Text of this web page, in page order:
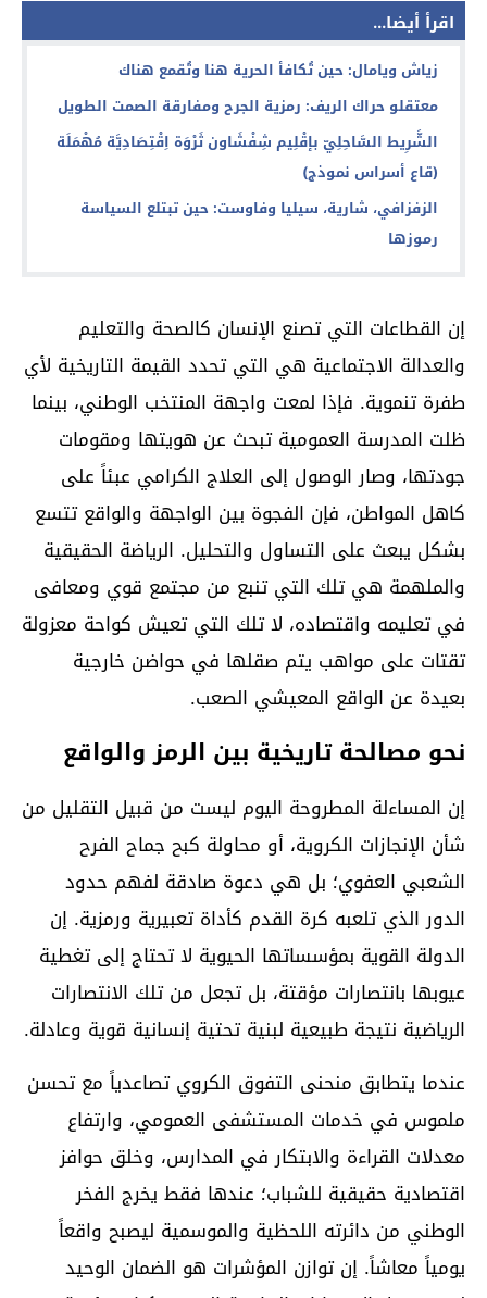
اقرأ أيضا...
زياش ويامال: حين تُكافأ الحرية هنا وتُقمع هناك
معتقلو حراك الريف: رمزية الجرح ومفارقة الصمت الطويل
الشَّرِيط السَّاحِلِيّ بإقْلِيم شِفْشَاون ثَرْوَة اِقْتِصَادِيَّة مُهْمَلَة
(قاع أسراس نموذج)
الزفزافي، شارية، سيليا وفاوست: حين تبتلع السياسة
رموزها
إن القطاعات التي تصنع الإنسان كالصحة والتعليم
والعدالة الاجتماعية هي التي تحدد القيمة التاريخية لأي
طفرة تنموية. فإذا لمعت واجهة المنتخب الوطني، بينما
ظلت المدرسة العمومية تبحث عن هويتها ومقومات
جودتها، وصار الوصول إلى العلاج الكرامي عبئاً على
كاهل المواطن، فإن الفجوة بين الواجهة والواقع تتسع
بشكل يبعث على التساول والتحليل. الرياضة الحقيقية
والملهمة هي تلك التي تنبع من مجتمع قوي ومعافى
في تعليمه واقتصاده، لا تلك التي تعيش كواحة معزولة
تقتات على مواهب يتم صقلها في حواضن خارجية
بعيدة عن الواقع المعيشي الصعب.
نحو مصالحة تاريخية بين الرمز والواقع
إن المساءلة المطروحة اليوم ليست من قبيل التقليل من
شأن الإنجازات الكروية، أو محاولة كبح جماح الفرح
الشعبي العفوي؛ بل هي دعوة صادقة لفهم حدود
الدور الذي تلعبه كرة القدم كأداة تعبيرية ورمزية. إن
الدولة القوية بمؤسساتها الحيوية لا تحتاج إلى تغطية
عيوبها بانتصارات مؤقتة، بل تجعل من تلك الانتصارات
الرياضية نتيجة طبيعية لبنية تحتية إنسانية قوية وعادلة.
عندما يتطابق منحنى التفوق الكروي تصاعدياً مع تحسن
ملموس في خدمات المستشفى العمومي، وارتفاع
معدلات القراءة والابتكار في المدارس، وخلق حوافز
اقتصادية حقيقية للشباب؛ عندها فقط يخرج الفخر
الوطني من دائرته اللحظية والموسمية ليصبح واقعاً
يومياً معاشاً. إن توازن المؤشرات هو الضمان الوحيد